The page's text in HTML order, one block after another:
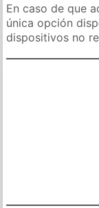
En caso de que
única opción
dispositivos no